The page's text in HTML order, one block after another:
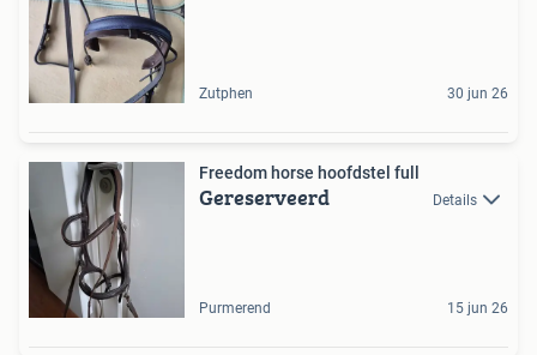
Zutphen 30 jun 26
Freedom horse hoofdstel full
Gereserveerd Details
Purmerend 15 jun 26